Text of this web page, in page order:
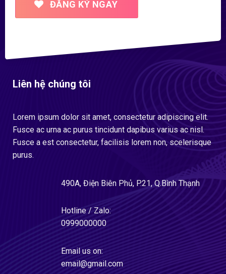
ĐĂNG KÝ NGAY
Liên hệ chúng tôi
Lorem ipsum dolor sit amet, consectetur adipiscing elit.
Fusce ac urna ac purus tincidunt dapibus varius ac nisl.
Fusce a est consectetur, facilisis lorem non, scelerisque
purus.
490A, Điện Biên Phủ, P.21, Q.Bình Thạnh
Hotline / Zalo:
0999000000
Email us on:
email@gmail.com